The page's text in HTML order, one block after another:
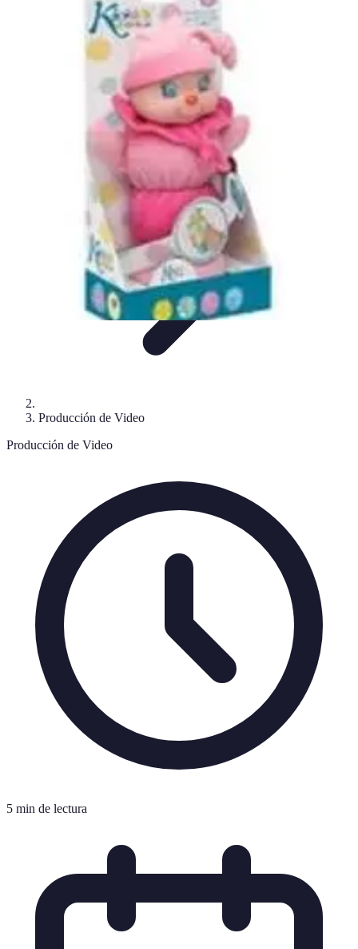
Producción de VídeosCreación de Videos
Producción de VideosPromoción Musical
Video y Música
Producción de Video
Producción de Video
5 min de lectura